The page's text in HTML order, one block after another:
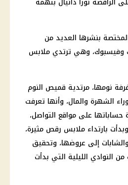
بنشرها العديد من
وفيسبوك، وهي ترتدي ملابس
نومها، مرتدية قميص النوم
الشهرة والمال، وأنها تعرفت
حساباتها على مواقع التواصل،
بارتداء ملابس رقص مثيرة،
إلى عروضها، وتحقيق
من النوادي الليلية التي بدأت